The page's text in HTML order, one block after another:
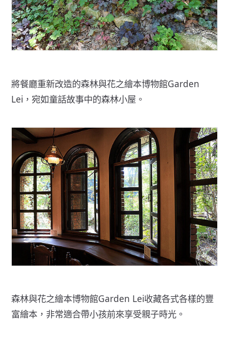
將餐廳重新改造的森林與花之繪本博物館Garden
Lei，宛如童話故事中的森林小屋。
森林與花之繪本博物館Garden Lei收藏各式各樣的豐
富繪本，非常適合帶小孩前來享受親子時光。